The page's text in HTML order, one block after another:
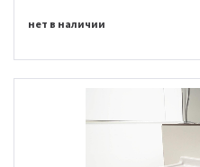
нет в наличии